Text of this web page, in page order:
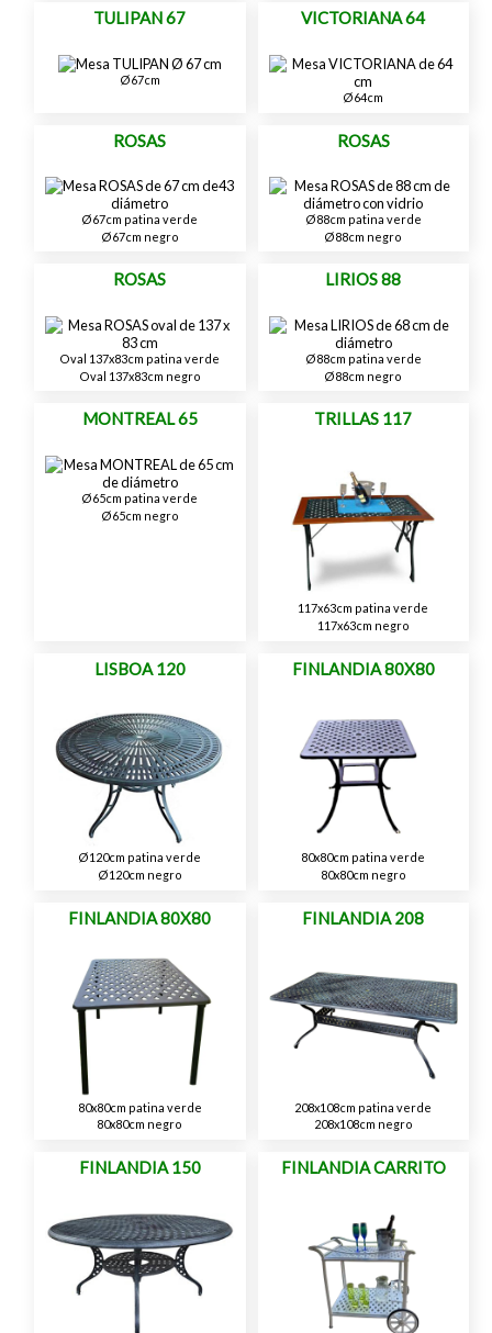
TULIPAN 67
Ø67cm
VICTORIANA 64
Ø64cm
ROSAS
Ø67cm patina verde
Ø67cm negro
ROSAS
Ø88cm patina verde
Ø88cm negro
ROSAS
Oval 137x83cm patina verde
Oval 137x83cm negro
LIRIOS 88
Ø88cm patina verde
Ø88cm negro
MONTREAL 65
Ø65cm patina verde
Ø65cm negro
TRILLAS 117
117x63cm patina verde
117x63cm negro
LISBOA 120
Ø120cm patina verde
Ø120cm negro
FINLANDIA 80X80
80x80cm patina verde
80x80cm negro
FINLANDIA 80X80
80x80cm patina verde
80x80cm negro
FINLANDIA 208
208x108cm patina verde
208x108cm negro
FINLANDIA 150 FINLANDIA CARRITO